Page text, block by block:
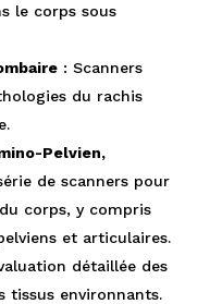
le corps sous
: Scanners
du rachis
Pelvien,
de scanners pour
corps, y compris
et articulaires.
détaillée des
tissus environnants.